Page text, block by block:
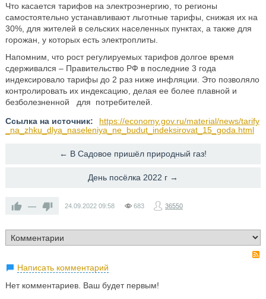
Что касается тарифов на электроэнергию, то регионы
самостоятельно устанавливают льготные тарифы, снижая их на
30%, для жителей в сельских населенных пунктах, а также для
горожан, у которых есть электроплиты.
Напомним, что рост регулируемых тарифов долгое время
сдерживался – Правительство РФ в последние 3 года
индексировало тарифы до 2 раз ниже инфляции. Это позволяло
контролировать их индексацию, делая ее более плавной и
безболезненной для потребителей.
Ссылка на источник:
https://economy.gov.ru/material/news/tarify
_na_zhku_dlya_naseleniya_ne_budut_indeksirovat_15_goda.html
← В Садовое пришёл природный газ!
День посёлка 2022 г →
— 24.09.2022 09:58 683 36550
Написать комментарий
Нет комментариев. Ваш будет первым!